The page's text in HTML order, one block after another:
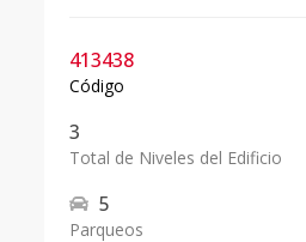
413438
Código
3
Total de Niveles del Edificio
5
Parqueos